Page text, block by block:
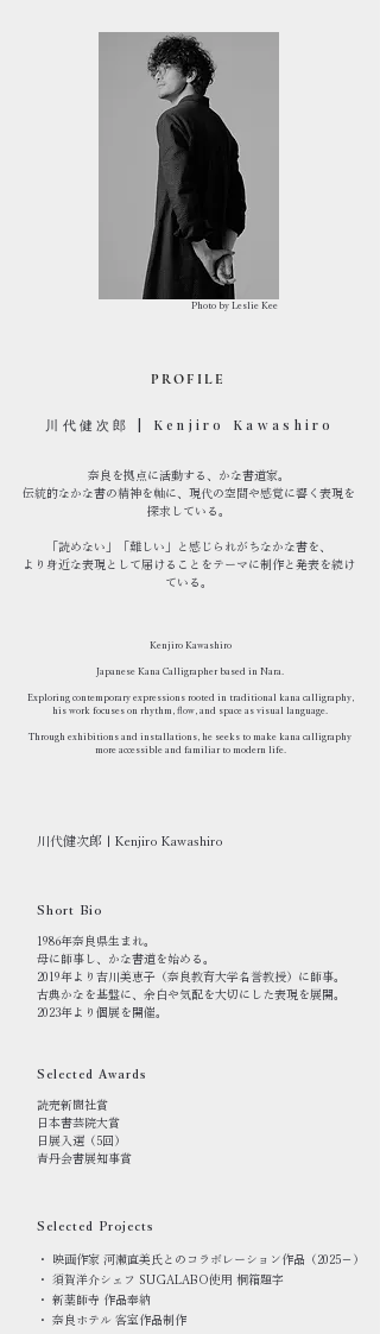
​Photo by Leslie Kee
PROFILE
​川代健次郎 | Kenjiro Kawashiro
奈良を拠点に活動する、かな書道家。
伝統的なかな書の精神を軸に、現代の空間や感覚に響く表現を
探求している。
「読めない」「難しい」と感じられがちなかな書を、
より身近な表現として届けることをテーマに制作と発表を続け
ている。
Kenjiro Kawashiro
Japanese Kana Calligrapher based in Nara.
Exploring contemporary expressions rooted in traditional kana calligraphy,
his work focuses on rhythm, flow, and space as visual language.
Through exhibitions and installations, he seeks to make kana calligraphy
more accessible and familiar to modern life.
川代健次郎 | Kenjiro Kawashiro
Short Bio
1986年奈良県生まれ。
母に師事し、かな書道を始める。
2019年より吉川美恵子（奈良教育大学名誉教授）に師事。
古典かなを基盤に、余白や気配を大切にした表現を展開。
2023年より個展を開催。
Selected Awards
読売新聞社賞
日本書芸院大賞
日展入選（5回）
​青丹会書展知事賞
Selected Projects
・ 映画作家 河瀨直美氏とのコラボレーション作品（2025－）
・ 須賀洋介シェフ SUGALABO使用 桐箱題字
・ 新薬師寺 作品奉納
​・ 奈良ホテル 客室作品制作